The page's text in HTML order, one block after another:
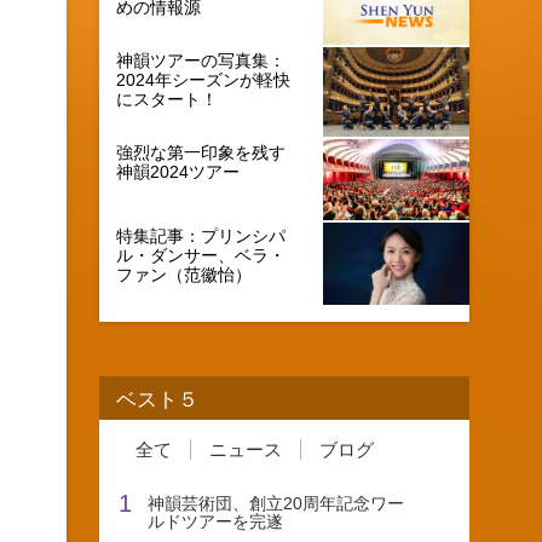
めの情報源
神韻ツアーの写真集：
2024年シーズンが軽快
にスタート！
強烈な第一印象を残す
神韻2024ツアー
特集記事：プリンシパ
ル・ダンサー、ベラ・
ファン（范徽怡）
ベスト５
全て ニュース ブログ
1
神韻芸術団、創立20周年記念ワー
ルドツアーを完遂